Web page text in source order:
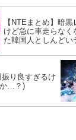
【NTEまとめ】暗
けど急に車走らなく
た韓国人としんどい
振り良すぎるけ
か…？)